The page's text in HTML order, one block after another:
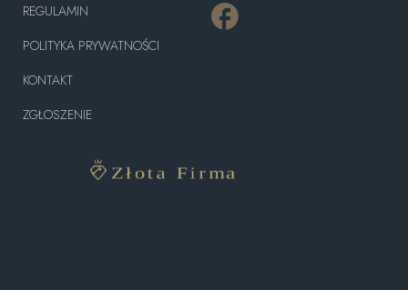
REGULAMIN
POLITYKA PRYWATNOŚCI
KONTAKT
ZGŁOSZENIE